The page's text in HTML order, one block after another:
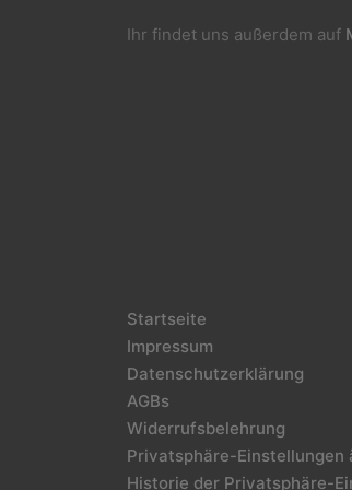
Ihr findet uns außerdem auf
Startseite
Impressum
Datenschutzerklärung
AGBs
Widerrufsbelehrung
Privatsphäre-Einstellungen
Historie der Privatsphäre-